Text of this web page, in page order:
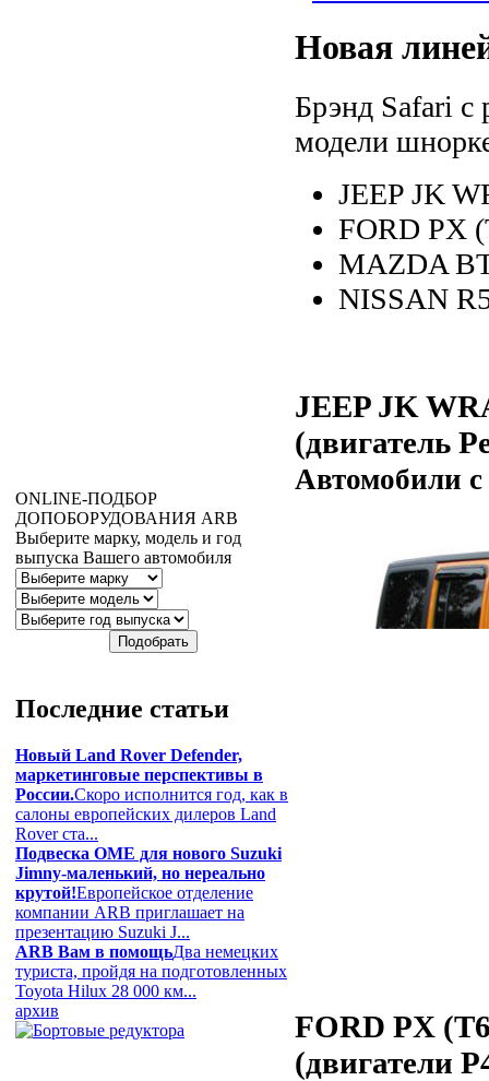
ONLINE-ПОДБОР
ДОПОБОРУДОВАНИЯ ARB
Выберите марку, модель и год
выпуска Вашего автомобиля
Последние статьи
Новый Land Rover Defender,
маркетинговые перспективы в
России.Скоро исполнится год, как в
салоны европейских дилеров Land
Rover ста...
Подвеска OME для нового Suzuki
Jimny-маленький, но нереально
крутой!Европейское отделение
компании ARB приглашает на
презентацию Suzuki J...
ARB Вам в помощьДва немецких
туриста, пройдя на подготовленных
Toyota Hilux 28 000 км...
архив
Новая
Брэнд Safari с
модели
JEEP JK
FORD PX
MAZDA
NISSAN
JEEP JK
(двигатель
Автомобили
FORD PX
(двигатели